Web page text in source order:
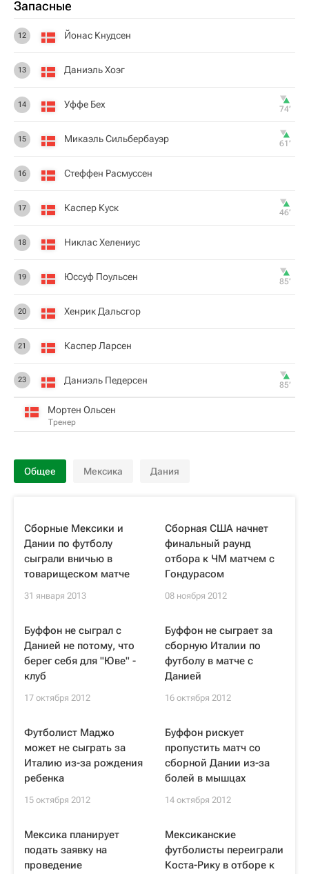
Запасные
12 Йонас Кнудсен
13 Даниэль Хоэг
14 Уффе Бех 74‎’‎
15 Микаэль Сильбербауэр 61‎’‎
16 Стеффен Расмуссен
17 Каспер Куск 46‎’‎
18 Никлас Хелениус
19 Юссуф Поульсен 85‎’‎
20 Хенрик Дальсгор
21 Каспер Ларсен
23 Даниэль Педерсен 85‎’‎
Мортен Ольсен
Тренер
Общее Мексика Дания
Сборные Мексики и
Дании по футболу
сыграли вничью в
товарищеском матче
31 января 2013
Сборная США начнет
финальный раунд
отбора к ЧМ матчем с
Гондурасом
08 ноября 2012
Буффон не сыграл с
Данией не потому, что
берег себя для "Юве" -
клуб
17 октября 2012
Буффон не сыграет за
сборную Италии по
футболу в матче с
Данией
16 октября 2012
Футболист Маджо
может не сыграть за
Италию из-за рождения
ребенка
15 октября 2012
Буффон рискует
пропустить матч со
сборной Дании из-за
болей в мышцах
14 октября 2012
Мексика планирует
подать заявку на
проведение
Мексиканские
футболисты переиграли
Коста-Рику в отборе к